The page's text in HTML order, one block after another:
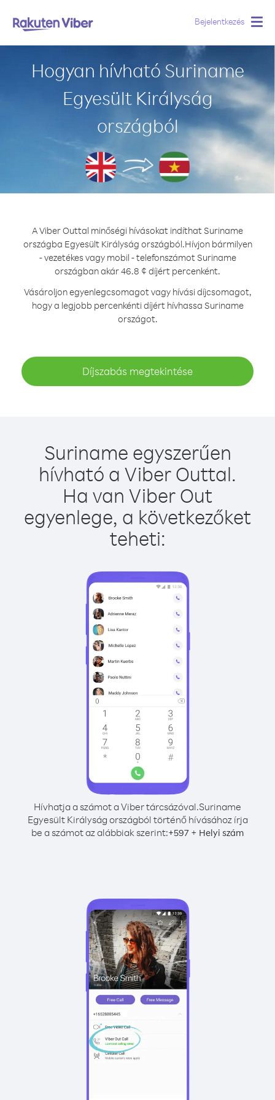
Bejelentkezés
Hogyan hívható Suriname
Egyesült Királyság
országból
A Viber Outtal minőségi hívásokat indíthat Suriname
országba Egyesült Királyság országból.Hívjon bármilyen
- vezetékes vagy mobil - telefonszámot Suriname
országban akár 46.8 ¢ díjért percenként.
Vásároljon egyenlegcsomagot vagy hívási díjcsomagot,
hogy a legjobb percenkénti díjért hívhassa Suriname
országot.
Díjszabás megtekintése
Suriname egyszerűen
hívható a Viber Outtal.
Ha van Viber Out
egyenlege, a következőket
teheti:
Hívhatja a számot a Viber tárcsázóval.Suriname
Egyesült Királyság országból történő hívásához írja
be a számot az alábbiak szerint:+597 + Helyi szám